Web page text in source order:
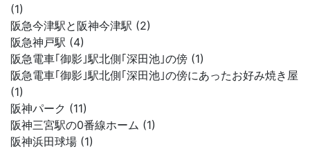
(1)
阪急今津駅と阪神今津駅 (2)
阪急神戸駅 (4)
阪急電車｢御影｣駅北側｢深田池｣の傍 (1)
阪急電車｢御影｣駅北側｢深田池｣の傍にあったお好み焼き屋
(1)
阪神パーク (11)
阪神三宮駅の0番線ホーム (1)
阪神浜田球場 (1)